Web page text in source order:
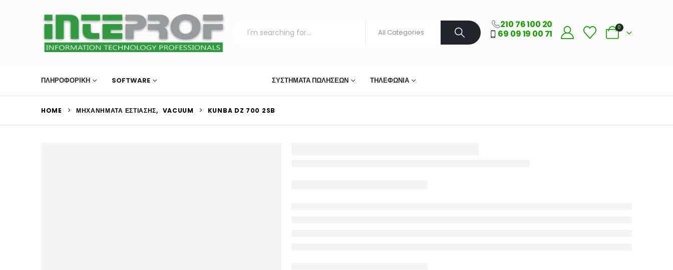
210 76 100 20
69 09 19 00 71
0
ΠΛΗΡΟΦΟΡΙΚΗ SOFTWARE ΣΥΣΤΉΜΑΤΑ ΠΩΛΉΣΕΩΝ ΤΗΛΕΦΩΝΊΑ
HOME ΜΗΧΑΝΉΜΑΤΑ ΕΣΤΊΑΣΗΣ, VACUUM KUNBA DZ 700 2SB